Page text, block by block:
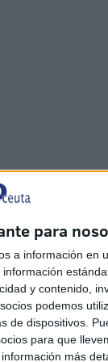
para
a información en
y contenido,
podemos
de dispositivos.
para que
más
se han producido
A esto se
ocultan en
Los